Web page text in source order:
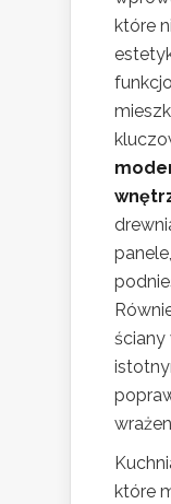
które
ściany
które